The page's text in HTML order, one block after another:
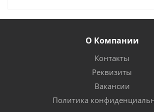
О Компании
Контакты
Реквизиты
Вакансии
Политика